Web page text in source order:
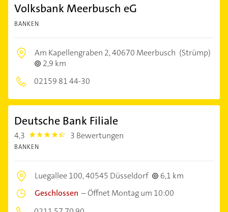
Volksbank Meerbusch eG
BANKEN
Am Kapellengraben 2,40670 Meerbusch (Strümp)
2,9 km
02159 81 44-30
Deutsche Bank Filiale
4,3 4.3 3 Bewertungen
BANKEN
Luegallee 100,40545 Düsseldorf
6,1 km
Geschlossen –Öffnet Montag um 10:00